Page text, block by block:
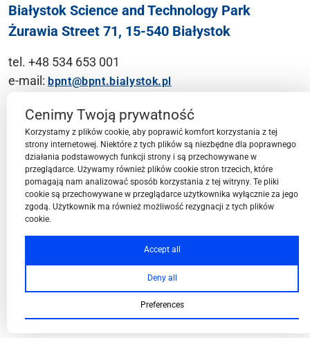
Białystok Science and Technology Park
Żurawia Street 71, 15-540 Białystok
tel. +48 534 653 001
e-mail: bpnt@bpnt.bialystok.pl
Contact
BPN-T Area
BPN-T Offer
Cenimy Twoją prywatność
Korzystamy z plików cookie, aby poprawić komfort korzystania z tej
strony internetowej. Niektóre z tych plików są niezbędne dla poprawnego
działania podstawowych funkcji strony i są przechowywane w
przeglądarce. Używamy również plików cookie stron trzecich, które
pomagają nam analizować sposób korzystania z tej witryny. Te pliki
cookie są przechowywane w przeglądarce użytkownika wyłącznie za jego
zgodą. Użytkownik ma również możliwość rezygnacji z tych plików
cookie.
Accept all
Deny all
Preferences